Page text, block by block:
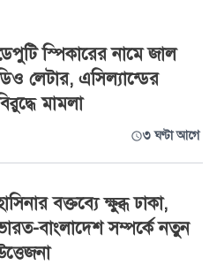
স্পিকারের নামে জাল
লেটার, এসিল্যান্ডের
মামলা
৩ ঘণ্টা আগে
বক্তব্যে ক্ষুব্ধ ঢাকা,
বাংলাদেশ সম্পর্কে নতুন